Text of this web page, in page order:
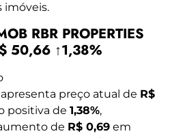
imóveis.
RBR PROPERTIES
50,66 ↑1,38%
apresenta preço atual de R$
positiva de 1,38%,
de R$ 0,69 em